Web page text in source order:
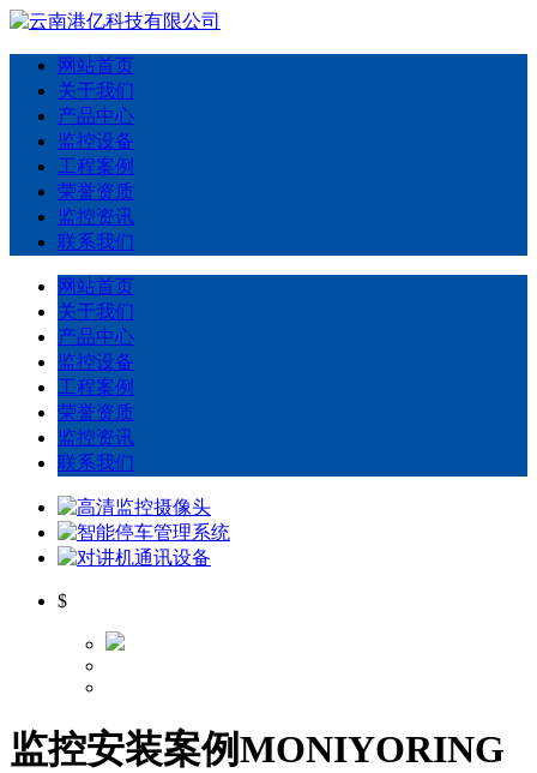
网站首页
关于我们
产品中心
监控设备
工程案例
荣誉资质
监控资讯
联系我们
网站首页
关于我们
产品中心
监控设备
工程案例
荣誉资质
监控资讯
联系我们
$
监控安装案例MONIYORING